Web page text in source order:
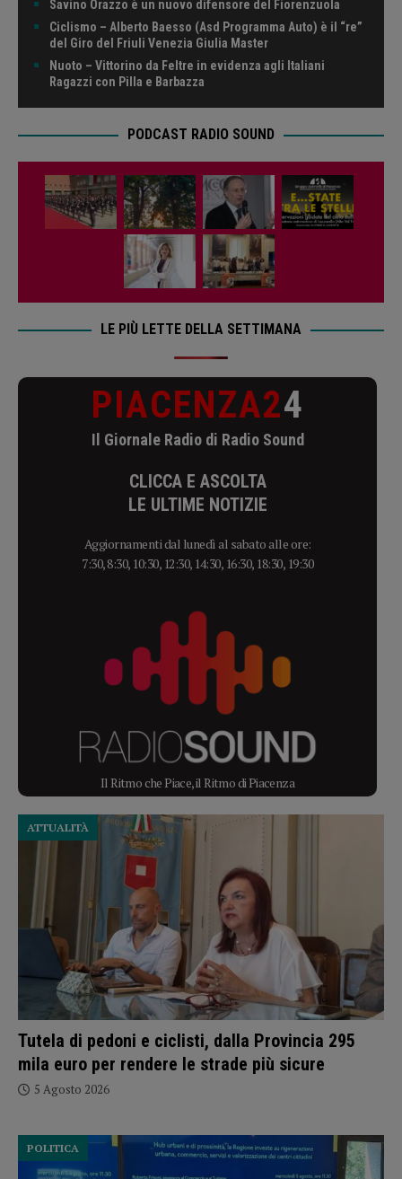
Savino Orazzo è un nuovo difensore del Fiorenzuola
Ciclismo – Alberto Baesso (Asd Programma Auto) è il “re”
del Giro del Friuli Venezia Giulia Master
Nuoto – Vittorino da Feltre in evidenza agli Italiani
Ragazzi con Pilla e Barbazza
PODCAST RADIO SOUND
LE PIÙ LETTE DELLA SETTIMANA
PIACENZA24
Il Giornale Radio di Radio Sound
CLICCA E ASCOLTA
LE ULTIME NOTIZIE
Aggiornamenti dal lunedì al sabato alle ore:
7:30, 8:30, 10:30, 12:30, 14:30, 16:30, 18:30, 19:30
Il Ritmo che Piace, il Ritmo di Piacenza
Tutela di pedoni e ciclisti, dalla Provincia 295
mila euro per rendere le strade più sicure
ATTUALITÀ
5 Agosto 2026
POLITICA